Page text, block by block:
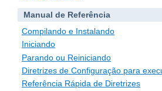
Manual de Referência
Compilando e Instalando
Iniciando
Parando ou Reiniciando
Diretrizes de Configuração para
Referência Rápida de Diretrizes